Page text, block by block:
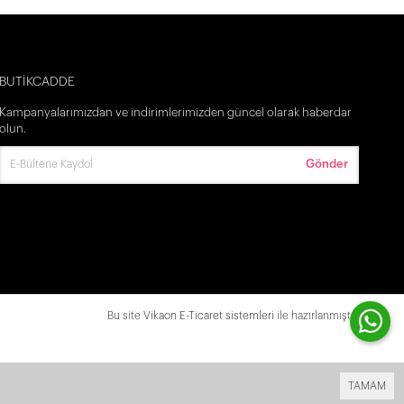
- Tüm Ürünlerde Ücretsiz
BUTİKCADDE
Kampanyalarımızdan ve indirimlerimizden güncel olarak haberdar
olun.
Gönder
Bu site Vikaon E-Ticaret sistemleri ile hazırlanmıştır.
TAMAM